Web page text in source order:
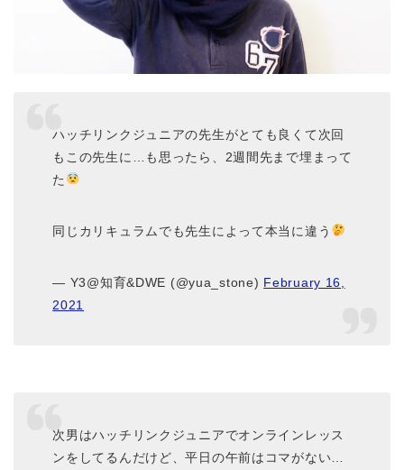
ハッチリンクジュニアの先生がとても良くて次回
もこの先生に…も思ったら、2週間先まで埋まって
た
同じカリキュラムでも先生によって本当に違う
— Y3@知育&DWE (@yua_stone) February 16,
2021
次男はハッチリンクジュニアでオンラインレッス
ンをしてるんだけど、平日の午前はコマがない…